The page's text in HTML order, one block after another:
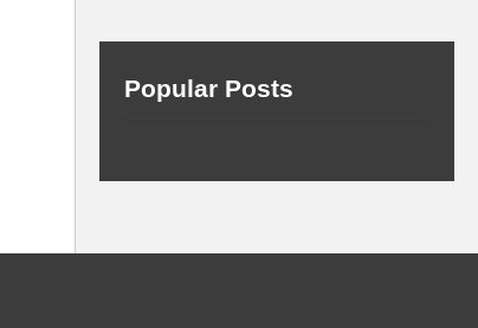
Popular Posts